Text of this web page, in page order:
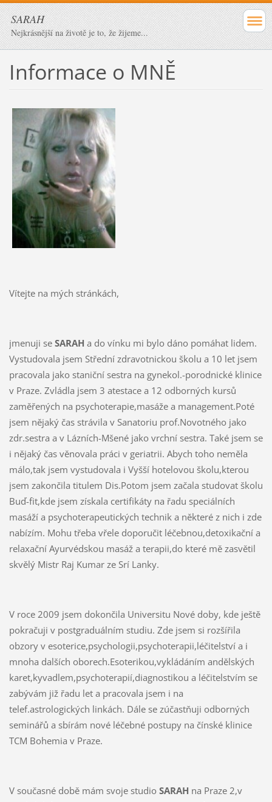
SARAH
Nejkrásnější na životě je to, že žijeme...
Informace o MNĚ
Vítejte na mých stránkách,
jmenuji se SARAH a do vínku mi bylo dáno pomáhat lidem.
Vystudovala jsem Střední zdravotnickou školu a 10 let jsem
pracovala jako staniční sestra na gynekol.-porodnické klinice
v Praze. Zvládla jsem 3 atestace a 12 odborných kursů
zaměřených na psychoterapie,masáže a management.Poté
jsem nějaký čas strávila v Sanatoriu prof.Novotného jako
zdr.sestra a v Lázních-Mšené jako vrchní sestra. Také jsem se
i nějaký čas věnovala práci v geriatrii. Abych toho neměla
málo,tak jsem vystudovala i Vyšší hotelovou školu,kterou
jsem zakončila titulem Dis.Potom jsem začala studovat školu
Buď-fit,kde jsem získala certifikáty na řadu speciálních
masáží a psychoterapeutických technik a některé z nich i zde
nabízím. Mohu třeba vřele doporučit léčebnou,detoxikační a
relaxační Ayurvédskou masáž a terapii,do které mě zasvětil
skvělý Mistr Raj Kumar ze Srí Lanky.
V roce 2009 jsem dokončila Universitu Nové doby, kde ještě
pokračuji v postgraduálním studiu. Zde jsem si rozšířila
obzory v esoterice,psychologii,psychoterapii,léčitelství a i
mnoha dalších oborech.Esoterikou,vykládáním andělských
karet,kyvadlem,psychoterapií,diagnostikou a léčitelstvím se
zabývám již řadu let a pracovala jsem i na
telef.astrologických linkách. Dále se zúčastňuji odborných
seminářů a sbírám nové léčebné postupy na čínské klinice
TCM Bohemia v Praze.
V současné době mám svoje studio SARAH na Praze 2,v